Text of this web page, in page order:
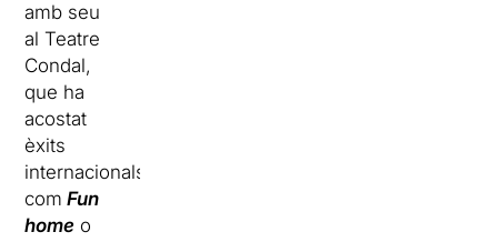
amb seu
al Teatre
Condal,
que ha
acostat
èxits
internacionals
com Fun
home o